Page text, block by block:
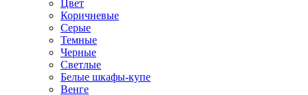
Цвет
Коричневые
Серые
Темные
Черные
Светлые
Белые шкафы-купе
Венге